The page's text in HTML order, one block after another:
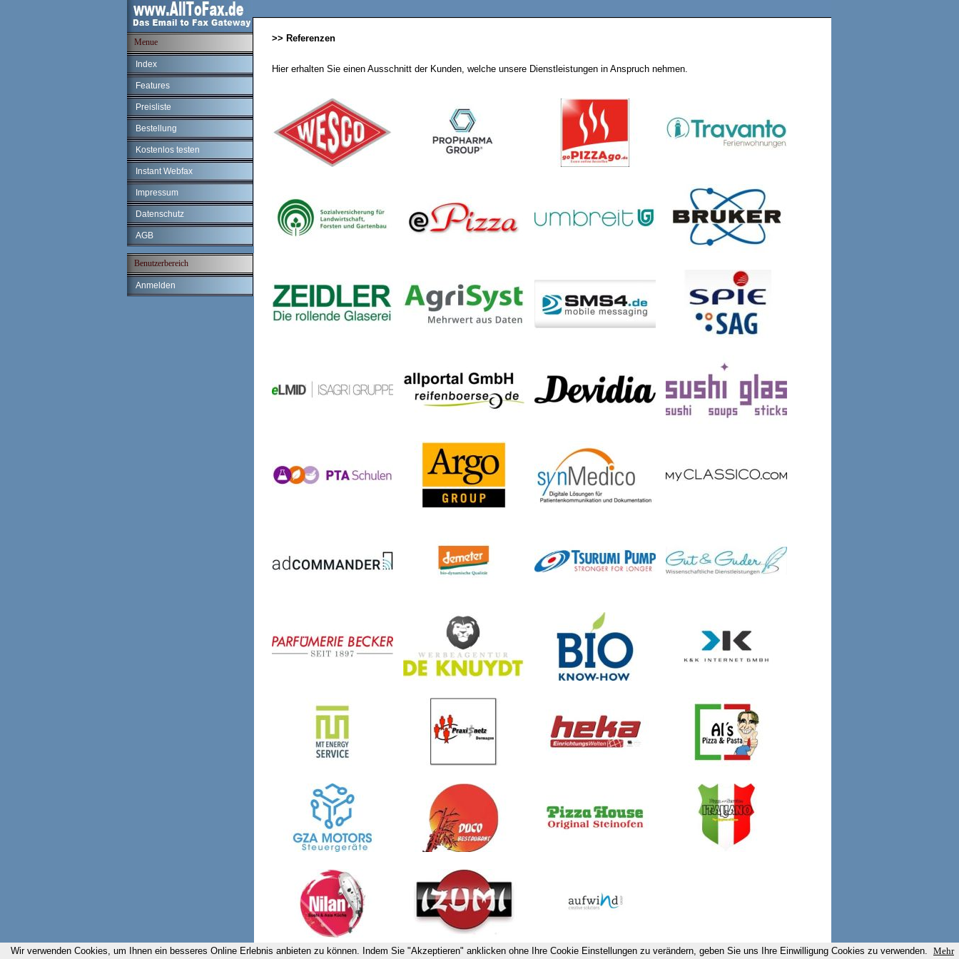
Menue
Index
Features
Preisliste
Bestellung
Kostenlos testen
Instant Webfax
Impressum
Datenschutz
AGB
Benutzerbereich
Anmelden
>> Referenzen
Hier erhalten Sie einen Ausschnitt der Kunden, welche unsere Dienstleistungen in Anspruch nehmen.
Wir verwenden Cookies, um Ihnen ein besseres Online Erlebnis anbieten zu können. Indem Sie "Akzeptieren" anklicken ohne Ihre Cookie Einstellungen zu verändern, geben Sie uns Ihre Einwilligung Cookies zu verwenden. Mehr